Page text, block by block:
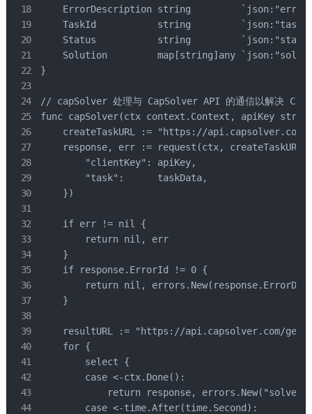
ErrorDescription string
TaskId           string
Status           string
Solution         map[string]any
}
// capSolver 处理与 CapSolver API 的通信以解决
func capSolver(ctx context.Context, apiKey
createTaskURL := "https://api.capsolver.com/
response, err := request(ctx, createTaskURL,
        "clientKey": apiKey,
        "task":      taskData,
    })
    if err != nil {
        return nil, err
    }
    if response.ErrorId != 0 {
return nil,
    }
resultURL := "https://api.capsolver.com/
    for {
        select {
        case <-ctx.Done():
return response, errors.New("solve
        case <-time.After(time.Second):